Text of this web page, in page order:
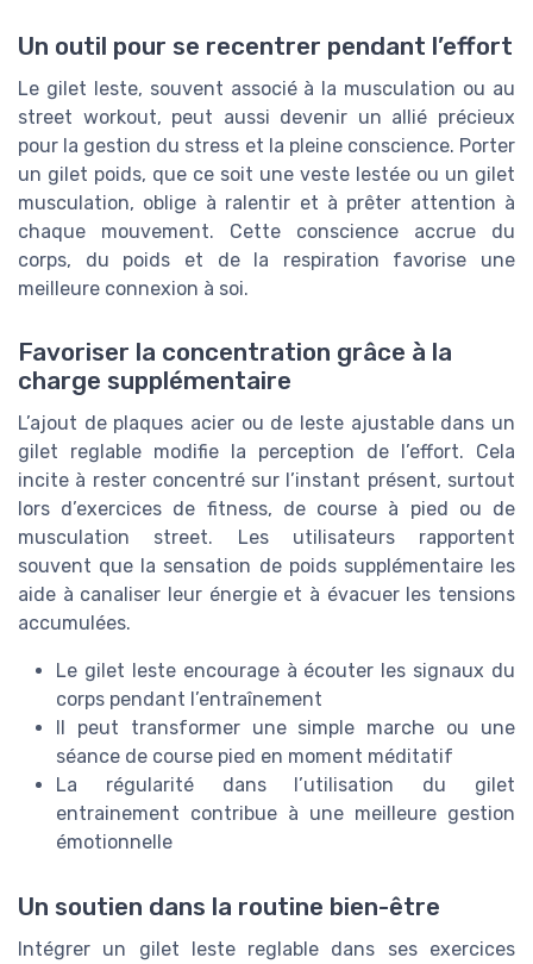
Un outil pour se recentrer pendant l’effort
Le gilet leste, souvent associé à la musculation ou au
street workout, peut aussi devenir un allié précieux
pour la gestion du stress et la pleine conscience. Porter
un gilet poids, que ce soit une veste lestée ou un gilet
musculation, oblige à ralentir et à prêter attention à
chaque mouvement. Cette conscience accrue du
corps, du poids et de la respiration favorise une
meilleure connexion à soi.
Favoriser la concentration grâce à la
charge supplémentaire
L’ajout de plaques acier ou de leste ajustable dans un
gilet reglable modifie la perception de l’effort. Cela
incite à rester concentré sur l’instant présent, surtout
lors d’exercices de fitness, de course à pied ou de
musculation street. Les utilisateurs rapportent
souvent que la sensation de poids supplémentaire les
aide à canaliser leur énergie et à évacuer les tensions
accumulées.
Le gilet leste encourage à écouter les signaux du
corps pendant l’entraînement
Il peut transformer une simple marche ou une
séance de course pied en moment méditatif
La régularité dans l’utilisation du gilet
entrainement contribue à une meilleure gestion
émotionnelle
Un soutien dans la routine bien-être
Intégrer un gilet leste reglable dans ses exercices